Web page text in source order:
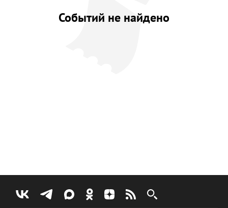
Событий не найдено